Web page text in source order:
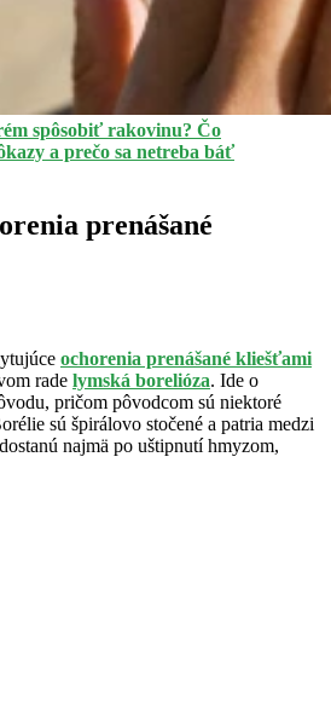
spôsobiť rakovinu? Čo
a prečo sa netreba báť
prenášané
ochorenia prenášané kliešťami
rade lymská borelióza. Ide o
pričom pôvodcom sú niektoré
sú špirálovo stočené a patria medzi
najmä po uštipnutí hmyzom,